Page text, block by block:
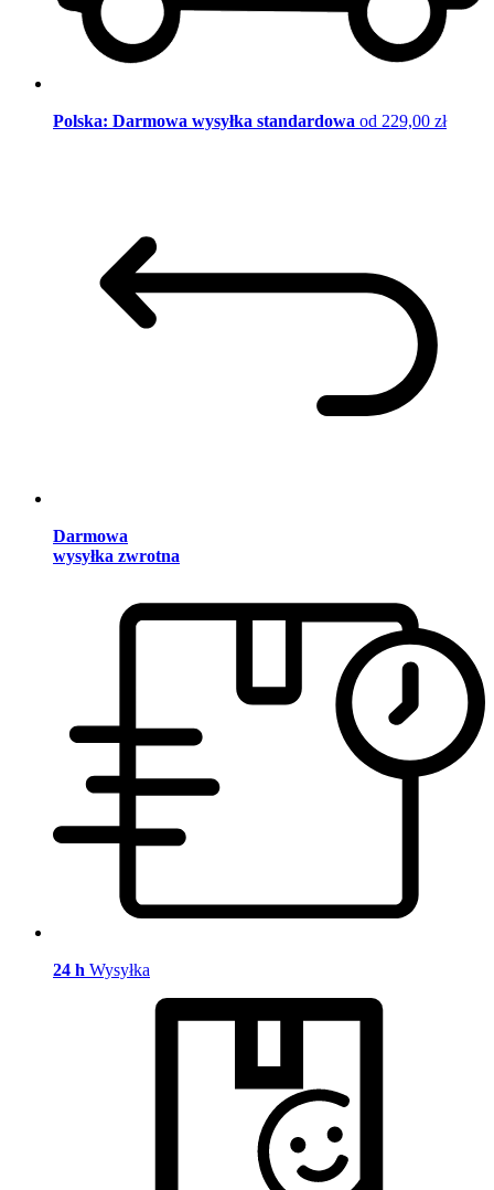
Polska: Darmowa wysyłka standardowa od 229,00 zł
Darmowa
wysyłka zwrotna
24 h Wysyłka